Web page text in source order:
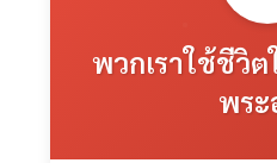
พวกเราใช้ชีวิ
พระ